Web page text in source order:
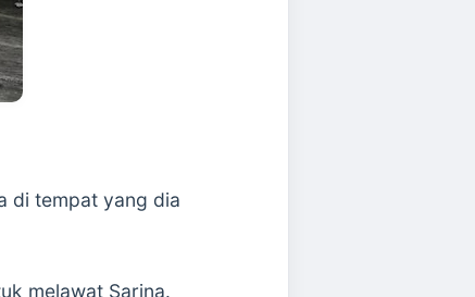
di tempat yang dia
melawat Sarina.